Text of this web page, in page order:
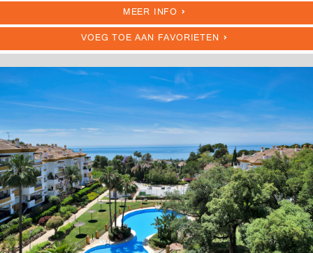
MEER INFO
VOEG TOE AAN FAVORIETEN